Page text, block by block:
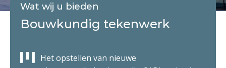
Wat wij u bieden
Bouwkundig tekenwerk
Het opstellen van nieuwe